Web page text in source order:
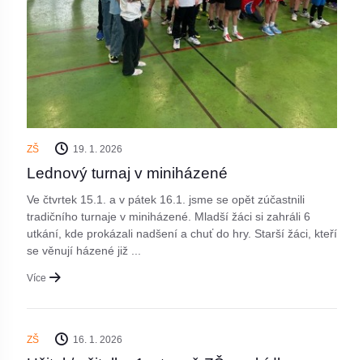
ZŠ 19. 1. 2026
Lednový turnaj v miniházené
Ve čtvrtek 15.1. a v pátek 16.1. jsme se opět zúčastnili
tradičního turnaje v miniházené. Mladší žáci si zahráli 6
utkání, kde prokázali nadšení a chuť do hry. Starší žáci, kteří
se věnují házené již ...
Více
ZŠ 16. 1. 2026